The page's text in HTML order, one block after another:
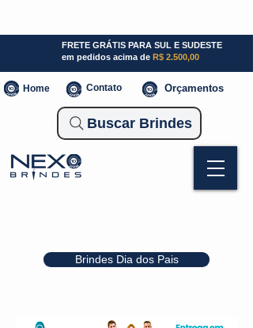
Brindes Dia dos Pais
FRETE GRÁTIS PARA SUL E SUDESTE
em pedidos acima de R$ 2.500,00
Home Contato Orçamentos
Buscar Brindes